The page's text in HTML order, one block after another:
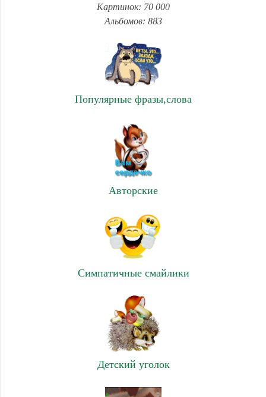
Картинок: 70 000
Альбомов: 883
Популярные фразы,слова
Авторские
Симпатичные смайлики
Детский уголок